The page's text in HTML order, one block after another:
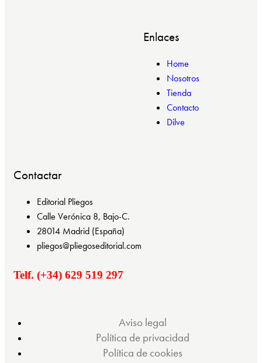
Enlaces
Home
Nosotros
Tienda
Contacto
Dilve
Contactar
Editorial Pliegos
Calle Verónica 8, Bajo-C.
28014 Madrid (España)
pliegos@pliegoseditorial.com
Telf. (+34) 629 519 297
Aviso legal
Política de privacidad
Política de cookies